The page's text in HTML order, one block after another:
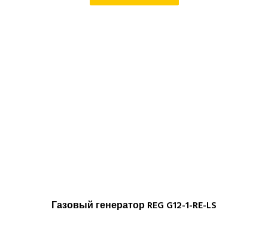
Газовый генератор REG G12-1-RE-LS